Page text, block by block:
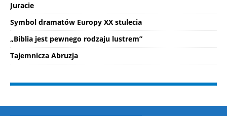
Juracie
Symbol dramatów Europy XX stulecia
„Biblia jest pewnego rodzaju lustrem”
Tajemnicza Abruzja